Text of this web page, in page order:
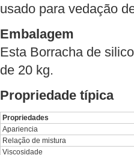
usado para vedação
Embalagem
Esta Borracha de
de 20 kg.
Propriedade típica
Propriedades
Apariencia
Relação de mistura
Viscosidade